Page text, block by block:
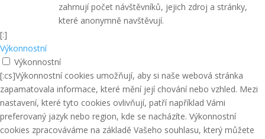
zahrnují počet návštěvníků, jejich zdroj a stránky,
které anonymně navštěvují.
[:]
Výkonnostní
Výkonnostní
[:cs]Výkonnostní cookies umožňují, aby si naše webová stránka
zapamatovala informace, které mění její chování nebo vzhled. Mezi
nastavení, které tyto cookies ovlivňují, patří například Vámi
preferovaný jazyk nebo region, kde se nacházíte. Výkonnostní
cookies zpracováváme na základě Vašeho souhlasu, který můžete